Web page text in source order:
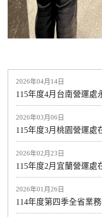
2026年04月14日
115年度4月台南營運處
2026年03月06日
115年度3月桃園營運處
2026年02月23日
115年度2月宜蘭營運處
2026年01月26日
114年度第四季全省業